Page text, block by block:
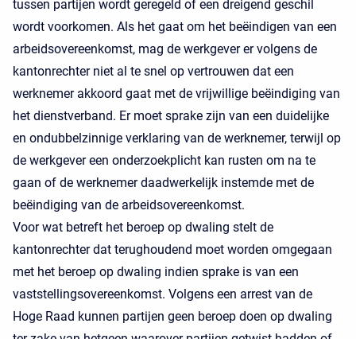
tussen partijen wordt geregeld of een dreigend geschil
wordt voorkomen. Als het gaat om het beëindigen van een
arbeidsovereenkomst, mag de werkgever er volgens de
kantonrechter niet al te snel op vertrouwen dat een
werknemer akkoord gaat met de vrijwillige beëindiging van
het dienstverband. Er moet sprake zijn van een duidelijke
en ondubbelzinnige verklaring van de werknemer, terwijl op
de werkgever een onderzoekplicht kan rusten om na te
gaan of de werknemer daadwerkelijk instemde met de
beëindiging van de arbeidsovereenkomst.
Voor wat betreft het beroep op dwaling stelt de
kantonrechter dat terughoudend moet worden omgegaan
met het beroep op dwaling indien sprake is van een
vaststellingsovereenkomst. Volgens een arrest van de
Hoge Raad kunnen partijen geen beroep doen op dwaling